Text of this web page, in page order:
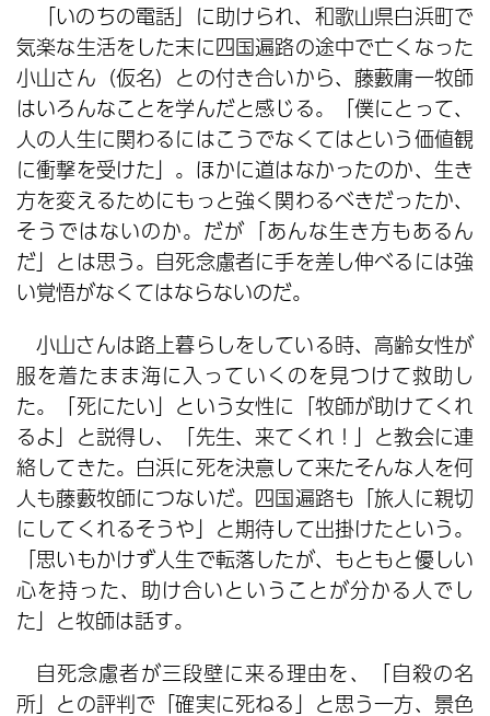
「いのちの電話」に助けられ、和歌山県白浜町で
気楽な生活をした末に四国遍路の途中で亡くなった
小山さん（仮名）との付き合いから、藤藪庸一牧師
はいろんなことを学んだと感じる。「僕にとって、
人の人生に関わるにはこうでなくてはという価値観
に衝撃を受けた」。ほかに道はなかったのか、生き
方を変えるためにもっと強く関わるべきだったか、
そうではないのか。だが「あんな生き方もあるん
だ」とは思う。自死念慮者に手を差し伸べるには強
い覚悟がなくてはならないのだ。
小山さんは路上暮らしをしている時、高齢女性が
服を着たまま海に入っていくのを見つけて救助し
た。「死にたい」という女性に「牧師が助けてくれ
るよ」と説得し、「先生、来てくれ！」と教会に連
絡してきた。白浜に死を決意して来たそんな人を何
人も藤藪牧師につないだ。四国遍路も「旅人に親切
にしてくれるそうや」と期待して出掛けたという。
「思いもかけず人生で転落したが、もともと優しい
心を持った、助け合いということが分かる人でし
た」と牧師は話す。
自死念慮者が三段壁に来る理由を、「自殺の名
所」との評判で「確実に死ねる」と思う一方、景色